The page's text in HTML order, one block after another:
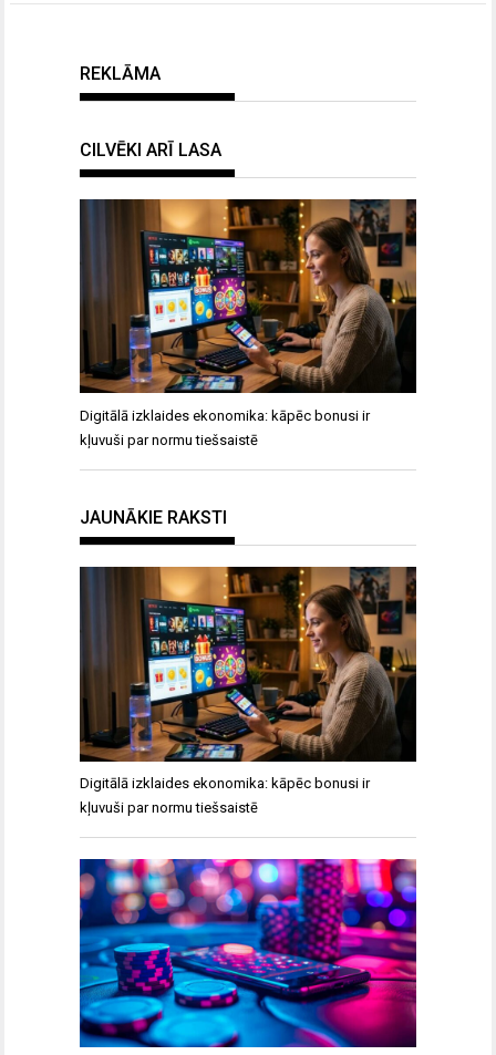
REKLĀMA
CILVĒKI ARĪ LASA
Digitālā izklaides ekonomika: kāpēc bonusi ir
kļuvuši par normu tiešsaistē
JAUNĀKIE RAKSTI
Digitālā izklaides ekonomika: kāpēc bonusi ir
kļuvuši par normu tiešsaistē